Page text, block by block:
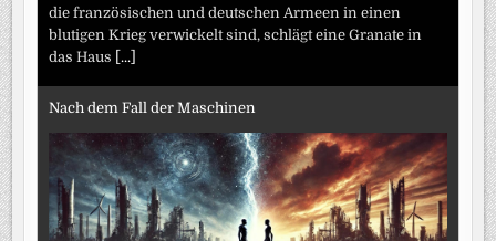
die französischen und deutschen Armeen in einen
blutigen Krieg verwickelt sind, schlägt eine Granate in
das Haus [...]
Nach dem Fall der Maschinen